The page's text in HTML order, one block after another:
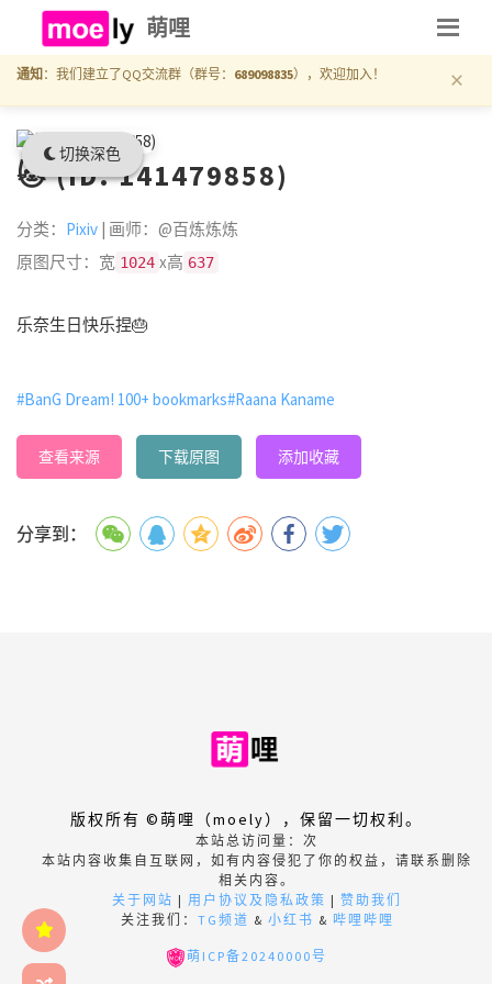
切换深色
萌哩
通知 ：我们建立了QQ交流群（群号： 689098835），欢迎加入！ ×
🐱 (ID: 141479858)
分类： Pixiv | 画师：@百炼炼炼
原图尺寸：宽 1024 x高 637
乐奈生日快乐捏🎂
#BanG Dream! 100+ bookmarks#Raana Kaname
查看来源 下载原图 添加收藏
分享到：
版权所有 ©萌哩（moely），保留一切权利。
本站总访问量： 次
本站内容收集自互联网，如有内容侵犯了你的权益，请联系删除
相关内容。
关于网站 | 用户协议及隐私政策 | 赞助我们
关注我们： TG频道 & 小红书 & 哔哩哔哩
萌ICP备20240000号